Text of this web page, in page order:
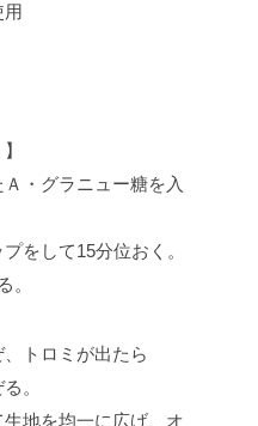
用
・グラニュー糖を入
をして15分位おく。
。
トロミが出たら
。
地を均一に広げ、オ